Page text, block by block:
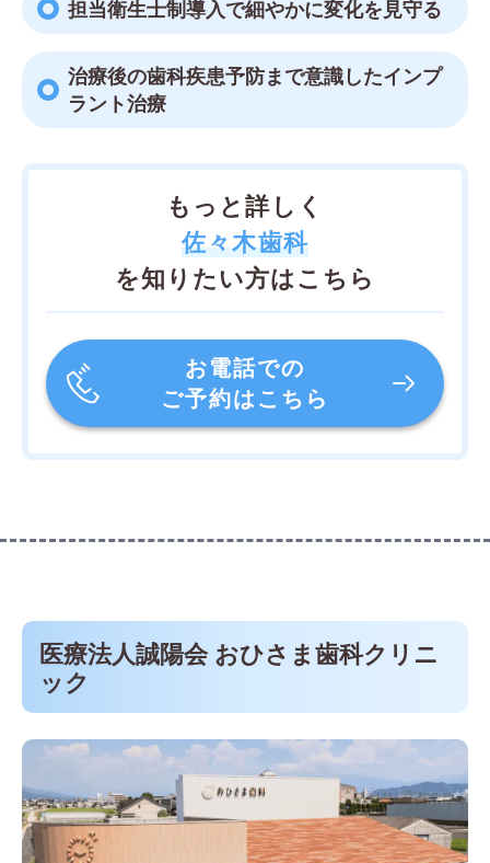
担当衛生士制導入で細やかに変化を見守る
治療後の歯科疾患予防まで意識したインプ
ラント治療
もっと詳しく
佐々木歯科
を知りたい方はこちら
お電話での
ご予約はこちら
医療法人誠陽会 おひさま歯科クリニ
ック